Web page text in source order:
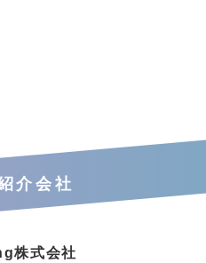
介会社
株式会社